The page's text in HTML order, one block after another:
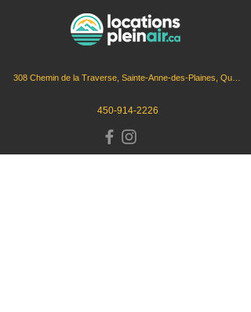
308 Chemin de la Traverse, Sainte-Anne-des-Plaines,
450-914-2226